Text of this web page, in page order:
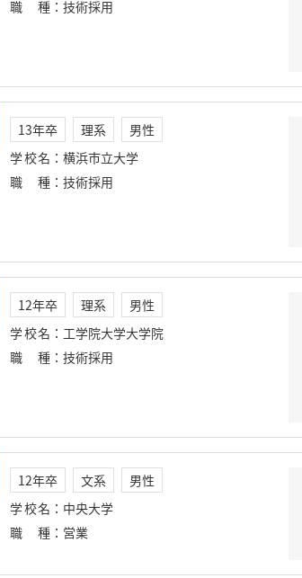
職種 ： 技術採用
13年卒 理系
男性
学校名 ： 横浜市立大学
職種 ： 技術採用
12年卒 理系
男性
学校名 ： 工学院大学大学院
職種 ： 技術採用
12年卒 文系
男性
学校名 ： 中央大学
職種 ： 営業